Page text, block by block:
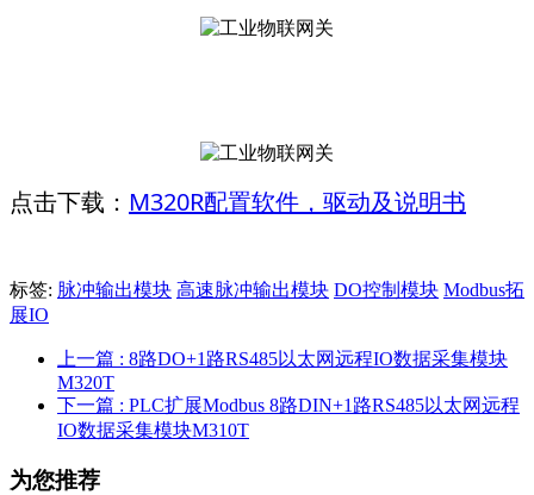
点击下载： M320R配置软件，驱动及说明书
标签: 脉冲输出模块 高速脉冲输出模块 DO控制模块 Modbus拓
展IO
上一篇 : 8路DO+1路RS485以太网远程IO数据采集模块
M320T
下一篇 : PLC扩展Modbus 8路DIN+1路RS485以太网远程
IO数据采集模块M310T
为您推荐